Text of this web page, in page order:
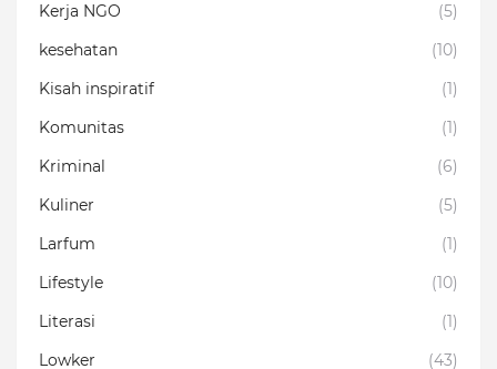
Kerja NGO
(5)
kesehatan
(10)
Kisah inspiratif
(1)
Komunitas
(1)
Kriminal
(6)
Kuliner
(5)
Larfum
(1)
Lifestyle
(10)
Literasi
(1)
Lowker
(43)